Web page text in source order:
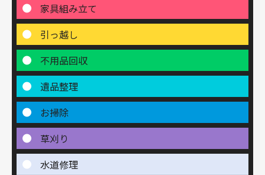
家具組み立て
引っ越し
不用品回収
遺品整理
お掃除
草刈り
水道修理